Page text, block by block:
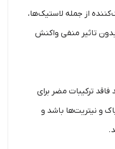
از جمله لاستیک‌ها،
تاثیر منفی واکنش
فاقد ترکیبات مضر برای
و نیتریت‌ها باشد و